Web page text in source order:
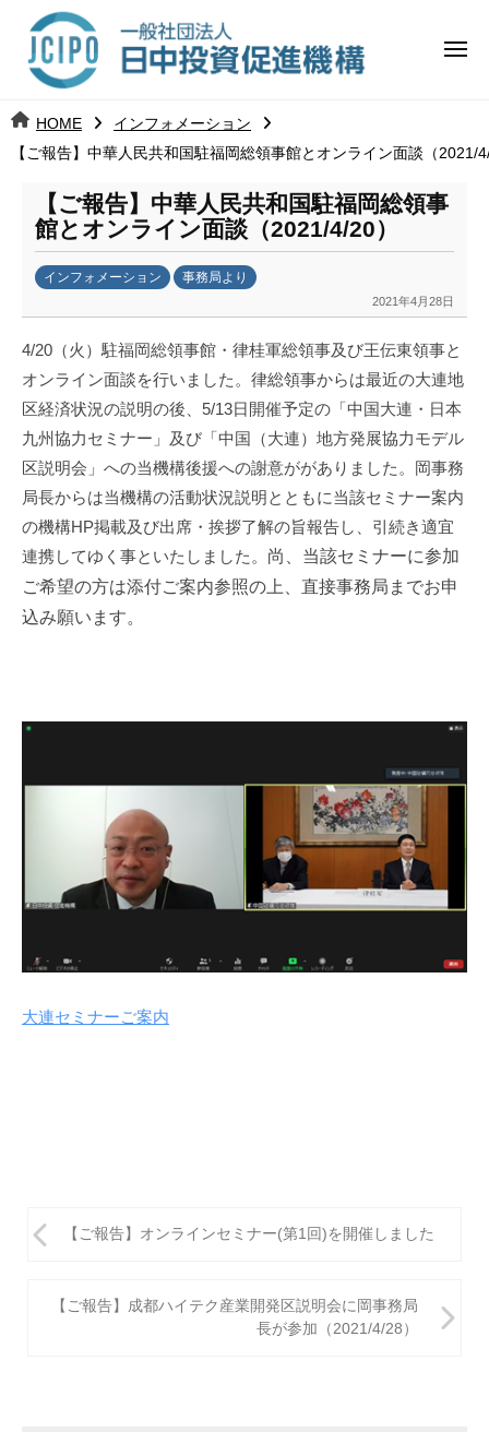
ツ 日
中
投
資
進
機
構
j
c
メ
HOME
インフォメーション
【ご報告】中華人民共和国駐福岡総領事館とオンライン面談（2021/
【ご報告】中華人民共和国駐福岡総領事
館とオンライン面談（2021/4/20）
インフォメーション 事務局より
2021年4月28日
k
a
n
a
u
m
4/20（火）駐福岡総領事館・律桂軍総領事及び王伝東領事と
オンライン面談を行いました。律総領事からは最近の大連地
区経済状況の説明の後、5/13日開催予定の「中国大連・日本
九州協力セミナー」及び「中国（大連）地方発展協力モデル
区説明会」への当機構後援への謝意ががありました。岡事務
局長からは当機構の活動状況説明とともに当該セミナー案内
の機構HP掲載及び出席・挨拶了解の旨報告し、引続き適宜
連携してゆく事といたしました。 尚、当該セミナーに参加
ご希望の方は添付ご案内参照の上、直接事務局までお申
込み願います。
大連セミナーご案内
投
【ご報告】オンラインセミナー(第1回)を開催しました
【ご報告】成都ハイテク産業開発区説明会に岡事務局
長が参加（2021/4/28）
日
中
資
進
機
構